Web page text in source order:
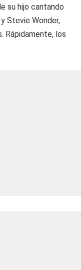
su hijo cantando
Stevie Wonder,
Rápidamente, los